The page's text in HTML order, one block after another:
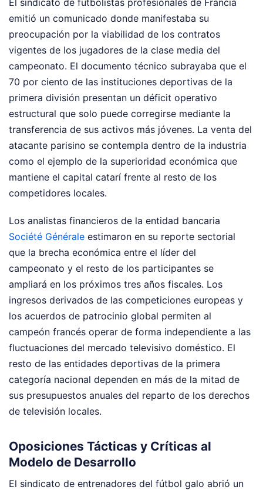
El sindicato de futbolistas profesionales de Francia
emitió un comunicado donde manifestaba su
preocupación por la viabilidad de los contratos
vigentes de los jugadores de la clase media del
campeonato. El documento técnico subrayaba que el
70 por ciento de las instituciones deportivas de la
primera división presentan un déficit operativo
estructural que solo puede corregirse mediante la
transferencia de sus activos más jóvenes. La venta del
atacante parisino se contempla dentro de la industria
como el ejemplo de la superioridad económica que
mantiene el capital catarí frente al resto de los
competidores locales.
Los analistas financieros de la entidad bancaria
Société Générale estimaron en su reporte sectorial
que la brecha económica entre el líder del
campeonato y el resto de los participantes se
ampliará en los próximos tres años fiscales. Los
ingresos derivados de las competiciones europeas y
los acuerdos de patrocinio global permiten al
campeón francés operar de forma independiente a las
fluctuaciones del mercado televisivo doméstico. El
resto de las entidades deportivas de la primera
categoría nacional dependen en más de la mitad de
sus presupuestos anuales del reparto de los derechos
de televisión locales.
Oposiciones Tácticas y Críticas al
Modelo de Desarrollo
El sindicato de entrenadores del fútbol galo abrió un